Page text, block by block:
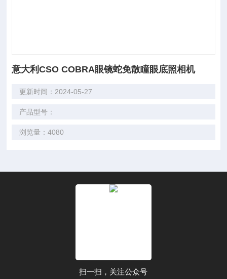
意大利CSO COBRA眼镜蛇免散瞳眼底照相机
更新时间：2024-05-27
产品型号：
浏览量：4080
扫一扫，关注公众号